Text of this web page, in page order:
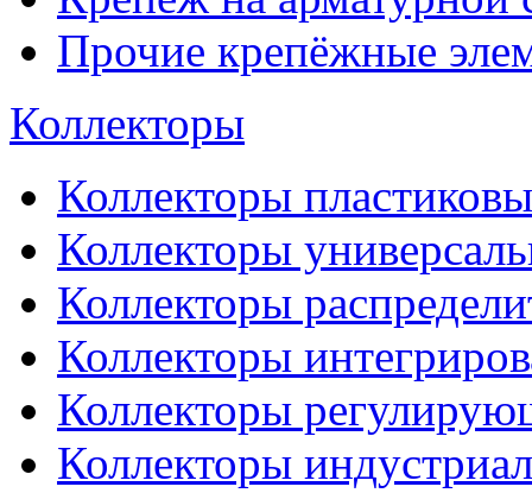
Прочие крепёжные
Коллекторы
Коллекторы
Коллекторы
Коллекторы
Коллекторы
Коллекторы
Коллекторы